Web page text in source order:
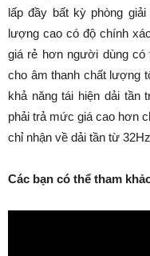
lấp đầy bất kỳ phòng
lượng cao có độ chính
giá rẻ hơn người dùng có
cho âm thanh chất lượng
khả năng tái hiện dải tần
phải trả mức giá cao hơn
chỉ nhận về dải tần từ
Các bạn có thể tham